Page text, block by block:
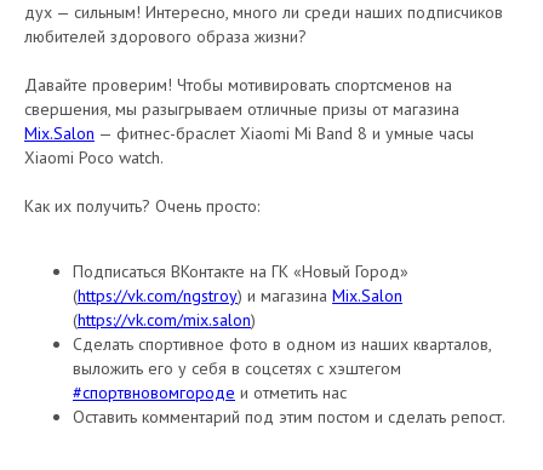
дух — сильным! Интересно, много ли среди наших подписчиков
любителей здорового образа жизни?
Давайте проверим! Чтобы мотивировать спортсменов на
свершения, мы разыгрываем отличные призы от магазина
Mix.Salon — фитнес-браслет Xiaomi Mi Band 8 и умные часы
Xiaomi Poco watch.
Как их получить? Очень просто:
Подписаться ВКонтакте на ГК «Новый Город»
(https://vk.com/ngstroy) и магазина Mix.Salon
(https://vk.com/mix.salon)
Сделать спортивное фото в одном из наших кварталов,
выложить его у себя в соцсетях с хэштегом
#спортвновомгороде и отметить нас
Оставить комментарий под этим постом и сделать репост.